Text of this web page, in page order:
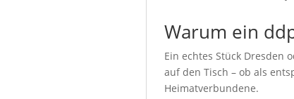
Warum ein
Ein echtes Stück Dresden
auf den Tisch – ob als
Heimatverbundene.